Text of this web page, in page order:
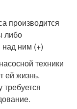
производится
либо
ним (+)
техники
ей жизнь.